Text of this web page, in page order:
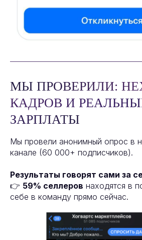
МЫ ПРОВЕРИЛИ:
КАДРОВ И
ЗАРПЛАТЫ
Мы провели анонимный опрос в
канале (60 000+ подписчиков).
Результаты говорят сами за
👉 59% селлеров находятся в
себе в команду прямо сейчас.